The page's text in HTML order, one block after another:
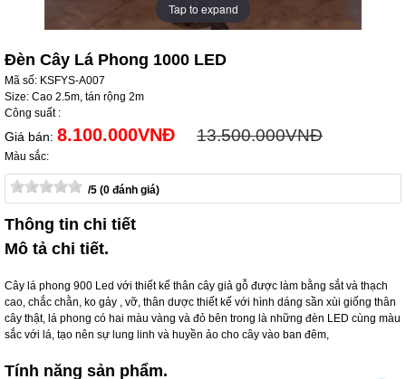
Tap to expand
Tap to expand
Đèn Cây Lá Phong 1000 LED
Mã số: KSFYS-A007
Size: Cao 2.5m, tán rộng 2m
Công suất :
Giá bán: 8.100.000VNĐ 13.500.000VNĐ
Màu sắc:
/5 (0 đánh giá)
Thông tin chi tiết
Mô tả chi tiết.
Cây lá phong 900 Led với thiết kế thân cây giả gỗ được làm bằng sắt và thạch
cao, chắc chằn, ko gảy , vỡ, thân dược thiết kế với hình dáng sần xùi giống thân
cây thật, lá phong có hai màu vàng và đỏ bên trong là những đèn LED cùng màu
sắc với lá, tạo nên sự lung linh và huyền ảo cho cây vào ban đêm,
Tính năng sản phẩm.